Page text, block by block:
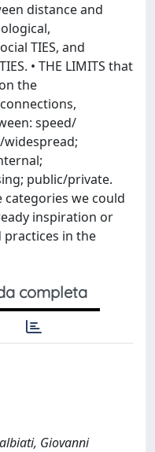
distance and
TIES, and
• THE LIMITS that
the
speed/
public/private.
categories we could
inspiration or
in the
completa
Giovanni